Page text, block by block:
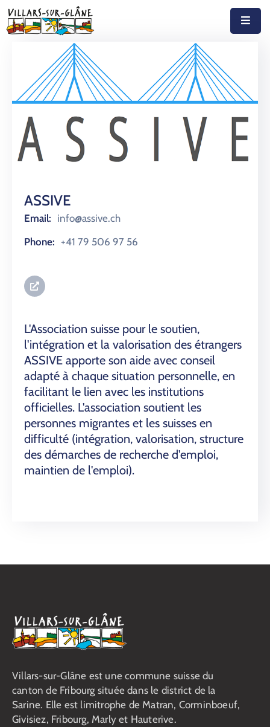
Actualités
Agenda
Autorités
Prestations
Découvrir
Emplois
ASSIVE
Email: info@assive.ch
Phone: +41 79 506 97 56
L'Association suisse pour le soutien,
l'intégration et la valorisation des étrangers
ASSIVE apporte son aide avec conseil
adapté à chaque situation personnelle, en
facilitant le lien avec les institutions
officielles. L'association soutient les
personnes migrantes et les suisses en
difficulté (intégration, valorisation, structure
des démarches de recherche d'emploi,
maintien de l'emploi).
Villars-sur-Glâne est une commune suisse du
canton de Fribourg située dans le district de la
Sarine. Elle est limitrophe de Matran, Corminboeuf,
Givisiez, Fribourg, Marly et Hauterive.